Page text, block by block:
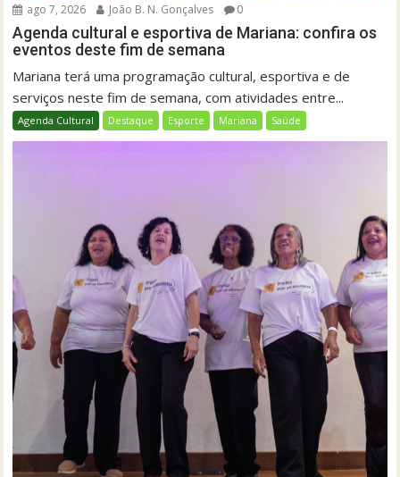
ago 7, 2026 João B. N. Gonçalves 0
Agenda cultural e esportiva de Mariana: confira os
eventos deste fim de semana
Mariana terá uma programação cultural, esportiva e de
serviços neste fim de semana, com atividades entre...
Agenda Cultural Destaque Esporte Mariana Saúde